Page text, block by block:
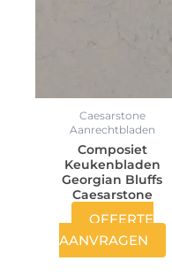
Caesarstone
Aanrechtbladen
Composiet
Keukenbladen
Georgian Bluffs
Caesarstone
OFFERTE
AANVRAGEN